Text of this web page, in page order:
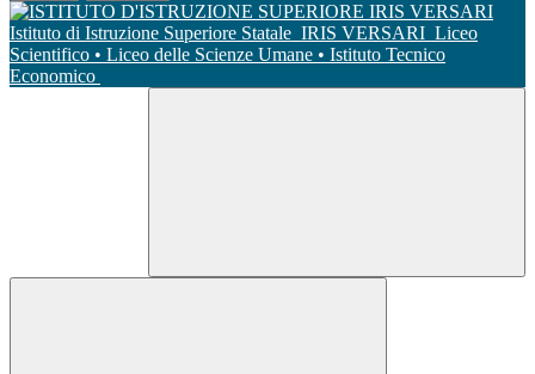
Istituto di Istruzione Superiore Statale IRIS VERSARI Liceo
Scientifico • Liceo delle Scienze Umane • Istituto Tecnico
Economico